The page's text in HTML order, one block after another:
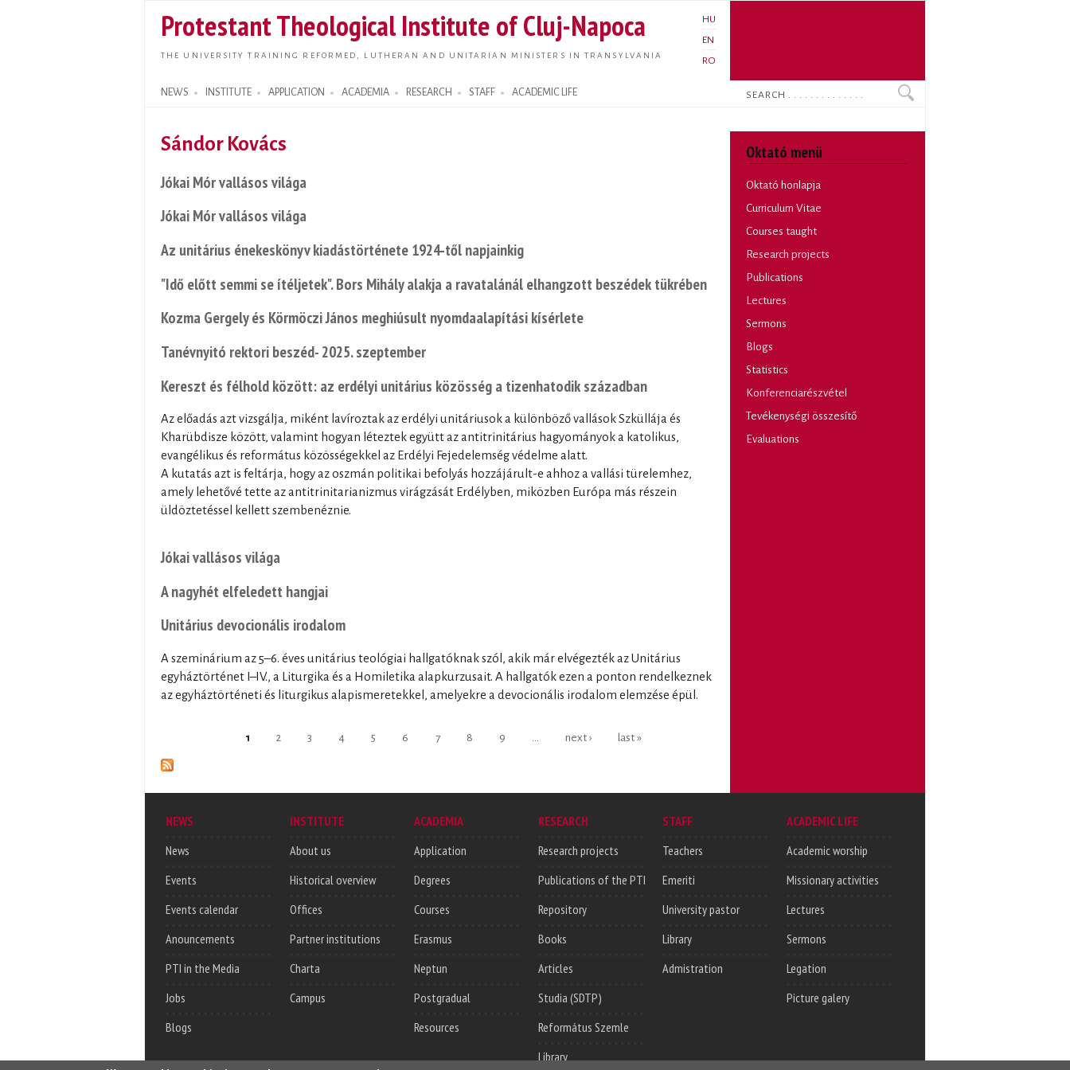
main
content
Protestant Theological Institute of Cluj-Napoca
THE UNIVERSITY TRAINING REFORMED, LUTHERAN AND UNITARIAN MINISTERS IN TRANSYLVANIA
HU
EN
RO
NEWS INSTITUTE APPLICATION ACADEMIA RESEARCH STAFF ACADEMIC LIFE
Search form
Search
Sándor Kovács
Jókai Mór vallásos világa
Jókai Mór vallásos világa
Az unitárius énekeskönyv kiadástörténete 1924-től napjainkig
"Idő előtt semmi se ítéljetek". Bors Mihály alakja a ravatalánál elhangzott beszédek tükrében
Kozma Gergely és Körmöczi János meghiúsult nyomdaalapítási kísérlete
Tanévnyitó rektori beszéd- 2025. szeptember
Kereszt és félhold között: az erdélyi unitárius közösség a tizenhatodik században
Az előadás azt vizsgálja, miként lavíroztak az erdélyi unitáriusok a különböző vallások Szküllája és
Kharübdisze között, valamint hogyan léteztek együtt az antitrinitárius hagyományok a katolikus,
evangélikus és református közösségekkel az Erdélyi Fejedelemség védelme alatt.
A kutatás azt is feltárja, hogy az oszmán politikai befolyás hozzájárult-e ahhoz a vallási türelemhez,
amely lehetővé tette az antitrinitarianizmus virágzását Erdélyben, miközben Európa más részein
üldöztetéssel kellett szembenéznie.
Jókai vallásos világa
A nagyhét elfeledett hangjai
Unitárius devocionális irodalom
A szeminárium az 5–6. éves unitárius teológiai hallgatóknak szól, akik már elvégezték az Unitárius
egyháztörténet I–IV., a Liturgika és a Homiletika alapkurzusait. A hallgatók ezen a ponton rendelkeznek
az egyháztörténeti és liturgikus alapismeretekkel, amelyekre a devocionális irodalom elemzése épül.
1 2 3 4 5 6 7 8 9 next › last »
Oktató menü
Oktató honlapja
Curriculum Vitae
Courses taught
Research projects
Publications
Lectures
Sermons
Blogs
Statistics
Konferenciarészvétel
Tevékenységi összesítő
Evaluations
NEWS
News
Events
Events calendar
Anouncements
PTI in the Media
Jobs
Blogs
INSTITUTE
About us
Historical overview
Offices
Partner institutions
Charta
Campus
ACADEMIA
Application
Degrees
Courses
Erasmus
Neptun
Postgradual
Resources
RESEARCH
Research projects
Publications of the PTI
Repository
Books
Articles
Studia (SDTP)
Református Szemle
Library
STAFF
Teachers
Emeriti
University pastor
Library
Admistration
ACADEMIC LIFE
Academic worship
Missionary activities
Lectures
Sermons
Legation
Picture galery